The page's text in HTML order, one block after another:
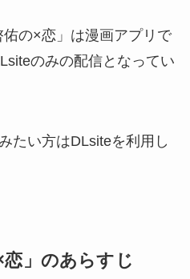
の×恋」は漫画アプリで
のみの配信となってい
たい方はDLsiteを利用し
恋」のあらすじ